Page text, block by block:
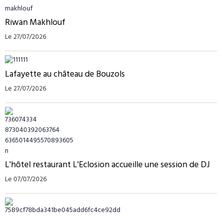
Riwan Makhlouf
Le 27/07/2026
Lafayette au château de Bouzols
Le 27/07/2026
L'hôtel restaurant L'Eclosion accueille une session de DJ
Le 07/07/2026